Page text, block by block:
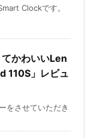
Clockです。
かわいいLen
110S」レビュ
をさせていただき